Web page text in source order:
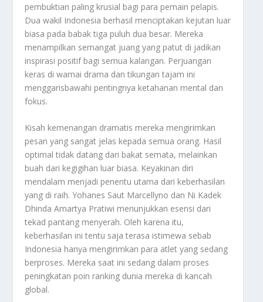
pembuktian paling krusial bagi para pemain pelapis.
Dua wakil Indonesia berhasil menciptakan kejutan luar
biasa pada babak tiga puluh dua besar. Mereka
menampilkan semangat juang yang patut di jadikan
inspirasi positif bagi semua kalangan. Perjuangan
keras di warnai drama dan tikungan tajam ini
menggarisbawahi pentingnya ketahanan mental dan
fokus.
Kisah kemenangan dramatis mereka mengirimkan
pesan yang sangat jelas kepada semua orang. Hasil
optimal tidak datang dari bakat semata, melainkan
buah dari kegigihan luar biasa. Keyakinan diri
mendalam menjadi penentu utama dari keberhasilan
yang di raih. Yohanes Saut Marcellyno dan Ni Kadek
Dhinda Amartya Pratiwi menunjukkan esensi dari
tekad pantang menyerah. Oleh karena itu,
keberhasilan ini tentu saja terasa istimewa sebab
Indonesia hanya mengirimkan para atlet yang sedang
berproses. Mereka saat ini sedang dalam proses
peningkatan poin ranking dunia mereka di kancah
global.